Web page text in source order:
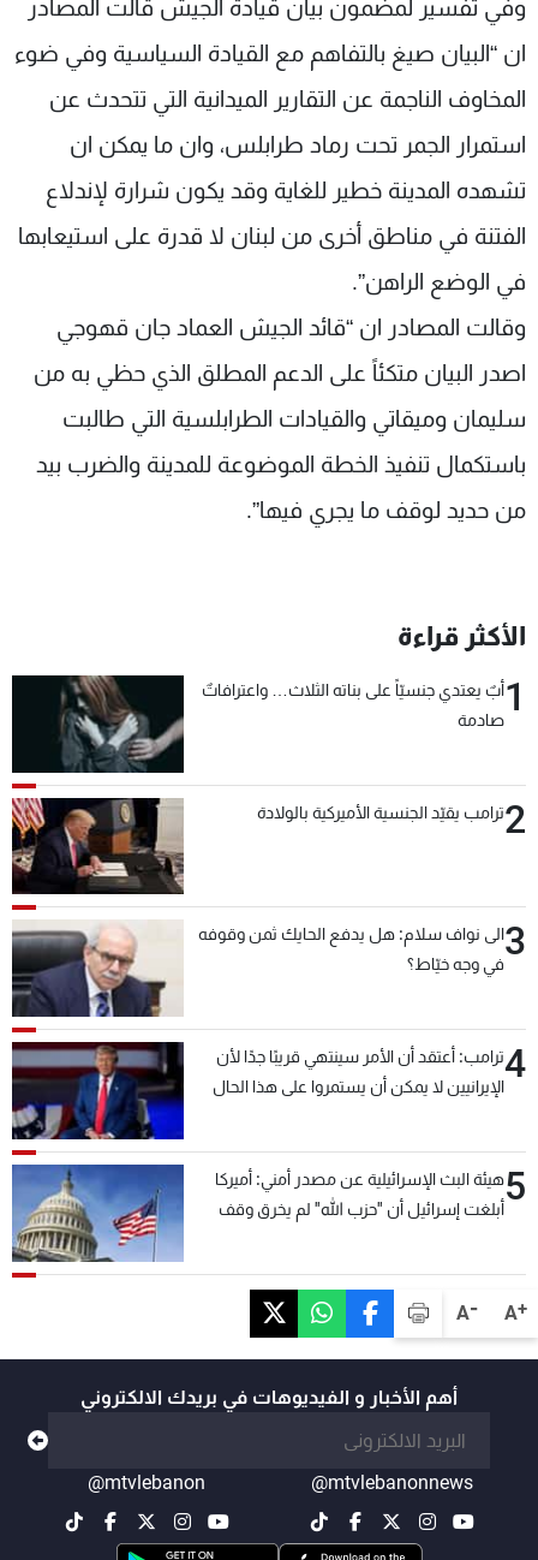
A+
A-
وفي تفسير لمضمون بيان قيادة الجيش قالت المصادر
ان “البيان صيغ بالتفاهم مع القيادة السياسية وفي ضوء
المخاوف الناجمة عن التقارير الميدانية التي تتحدث عن
استمرار الجمر تحت رماد طرابلس، وان ما يمكن ان
تشهده المدينة خطير للغاية وقد يكون شرارة لإندلاع
الفتنة في مناطق أخرى من لبنان لا قدرة على استيعابها
في الوضع الراهن”.
وقالت المصادر ان “قائد الجيش العماد جان قهوجي
اصدر البيان متكئاً على الدعم المطلق الذي حظي به من
سليمان وميقاتي والقيادات الطرابلسية التي طالبت
باستكمال تنفيذ الخطة الموضوعة للمدينة والضرب بيد
من حديد لوقف ما يجري فيها”.
الأكثر قراءة
1أبٌ يعتدي جنسيّاً على بناته الثلاث… واعترافاتٌ
صادمة
2ترامب يقيّد الجنسية الأميركية بالولادة
3الى نواف سلام: هل يدفع الحايك ثمن وقوفه
في وجه خيّاط؟
4ترامب: أعتقد أن الأمر سينتهي قريبًا جدًا لأن
الإيرانيين لا يمكن أن يستمروا على هذا الحال
5هيئة البث الإسرائيلية عن مصدر أمني: أميركا
أبلغت إسرائيل أن "حزب الله" لم يخرق وقف
أهم الأخبار و الفيديوهات في بريدك الالكتروني
@mtvlebanonnews
@mtvlebanon